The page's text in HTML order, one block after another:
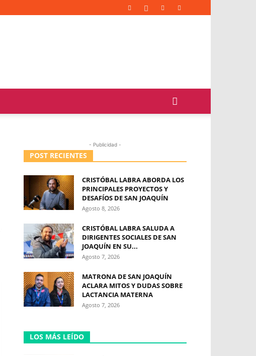
- Publicidad -
POST RECIENTES
CRISTÓBAL LABRA ABORDA LOS
PRINCIPALES PROYECTOS Y
DESAFÍOS DE SAN JOAQUÍN
Agosto 8, 2026
CRISTÓBAL LABRA SALUDA A
DIRIGENTES SOCIALES DE SAN
JOAQUÍN EN SU...
Agosto 7, 2026
MATRONA DE SAN JOAQUÍN
ACLARA MITOS Y DUDAS SOBRE
LACTANCIA MATERNA
Agosto 7, 2026
LOS MÁS LEÍDO